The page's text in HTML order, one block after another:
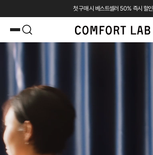
첫 구매 시 베스트셀러 50% 즉시 할인